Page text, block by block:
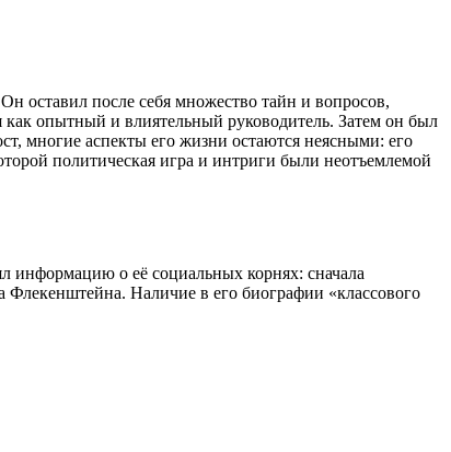
оставил после себя множество тайн и вопросов,
как опытный и влиятельный руководитель. Затем он был
многие аспекты его жизни остаются неясными: его
политическая игра и интриги были неотъемлемой
информацию о её социальных корнях: сначала
Флекенштейна. Наличие в его биографии «классового